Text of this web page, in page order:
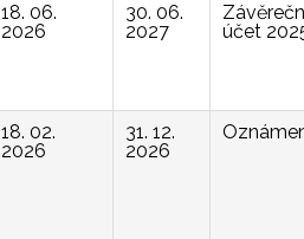
18. 06.
2026
30. 06.
2027
účet
18. 02.
2026
31. 12.
2026